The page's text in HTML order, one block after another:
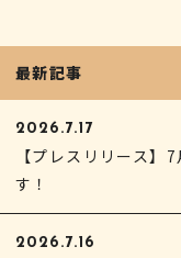
最新記事
2026.7.17
【プレスリリース】
す！
2026.7.16